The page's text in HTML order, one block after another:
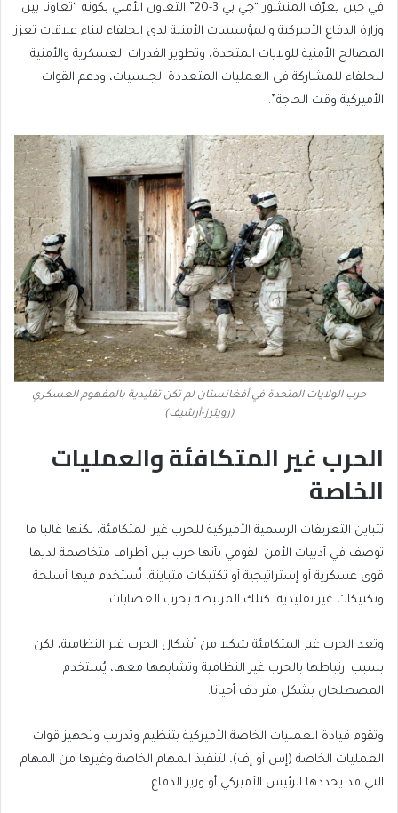
في حين يعرّف المنشور “جي بي 3-20” التعاون الأمني بكونه “تعاونا بين
وزارة الدفاع الأميركية والمؤسسات الأمنية لدى الحلفاء لبناء علاقات تعزز
المصالح الأمنية للولايات المتحدة، وتطوير القدرات العسكرية والأمنية
للحلفاء للمشاركة في العمليات المتعددة الجنسيات، ودعم القوات
الأميركية وقت الحاجة”.
حرب الولايات المتحدة في أفغانستان لم تكن تقليدية بالمفهوم العسكري
(رويترز-أرشيف)
الحرب غير المتكافئة والعمليات
الخاصة
تتباين التعريفات الرسمية الأميركية للحرب غير المتكافئة، لكنها غالبا ما
توصف في أدبيات الأمن القومي بأنها حرب بين أطراف متخاصمة لديها
قوى عسكرية أو إستراتيجية أو تكتيكات متباينة، تُستخدم فيها أسلحة
وتكتيكات غير تقليدية، كتلك المرتبطة بحرب العصابات.
وتعد الحرب غير المتكافئة شكلا من أشكال الحرب غير النظامية، لكن
بسبب ارتباطها بالحرب غير النظامية وتشابهها معها، يُستخدم
المصطلحان بشكل مترادف أحيانا.
وتقوم قيادة العمليات الخاصة الأميركية بتنظيم وتدريب وتجهيز قوات
العمليات الخاصة (إس أو إف)، لتنفيذ المهام الخاصة وغيرها من المهام
التي قد يحددها الرئيس الأميركي أو وزير الدفاع.